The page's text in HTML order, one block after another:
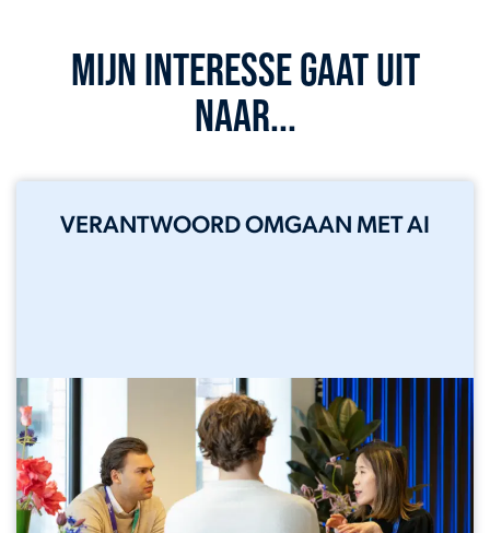
Mijn interesse gaat uit
naar...
VERANTWOORD OMGAAN MET AI